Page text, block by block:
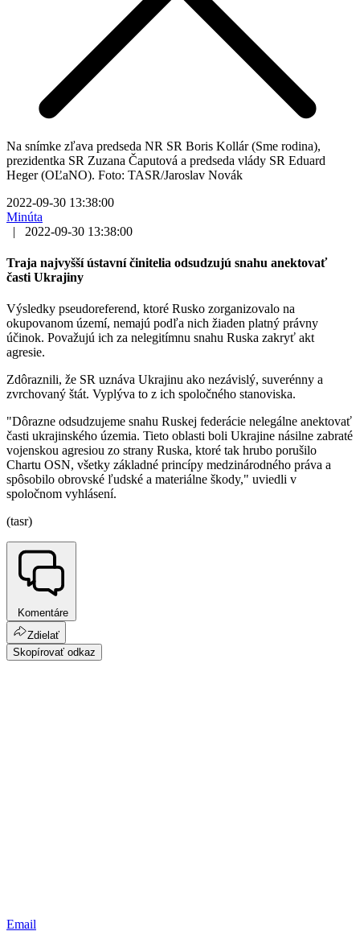
Na snímke zľava predseda NR SR Boris Kollár (Sme rodina),
prezidentka SR Zuzana Čaputová a predseda vlády SR Eduard
Heger (OĽaNO). Foto: TASR/Jaroslav Novák
2022-09-30 13:38:00
Minúta
|
2022-09-30 13:38:00
Traja najvyšší ústavní činitelia odsudzujú snahu anektovať
časti Ukrajiny
Výsledky pseudoreferend, ktoré Rusko zorganizovalo na
okupovanom území, nemajú podľa nich žiaden platný právny
účinok. Považujú ich za nelegitímnu snahu Ruska zakryť akt
agresie.
Zdôraznili, že SR uznáva Ukrajinu ako nezávislý, suverénny a
zvrchovaný štát. Vyplýva to z ich spoločného stanoviska.
"Dôrazne odsudzujeme snahu Ruskej federácie nelegálne anektovať
časti ukrajinského územia. Tieto oblasti boli Ukrajine násilne zabraté
vojenskou agresiou zo strany Ruska, ktoré tak hrubo porušilo
Chartu OSN, všetky základné princípy medzinárodného práva a
spôsobilo obrovské ľudské a materiálne škody," uviedli v
spoločnom vyhlásení.
(tasr)
Komentáre
Zdielať
Skopírovať odkaz
Email